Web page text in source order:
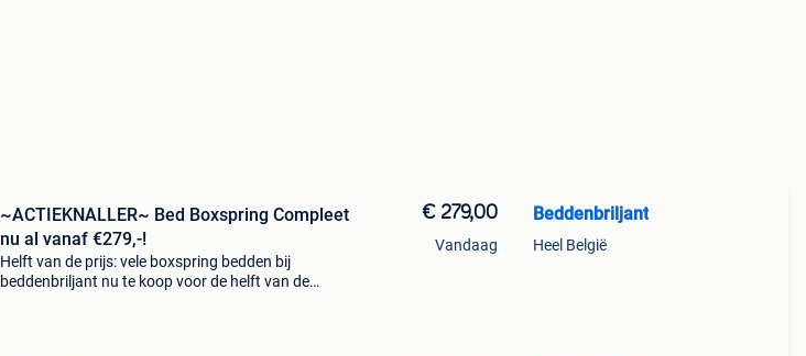
~ACTIEKNALLER~ Bed Boxspring Compleet
nu al vanaf €279,-!
Helft van de prijs: vele boxspring bedden bij
beddenbriljant nu te koop voor de helft van de
€ 279,00
Vandaag
Beddenbriljant
Heel België